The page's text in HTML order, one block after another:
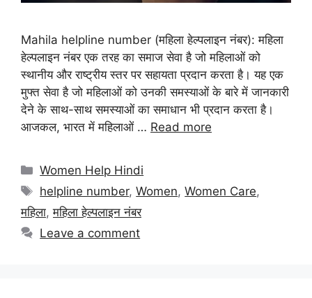
Mahila helpline number (महिला हेल्पलाइन नंबर): महिला
हेल्पलाइन नंबर एक तरह का समाज सेवा है जो महिलाओं को
स्थानीय और राष्ट्रीय स्तर पर सहायता प्रदान करता है। यह एक
मुफ्त सेवा है जो महिलाओं को उनकी समस्याओं के बारे में जानकारी
देने के साथ-साथ समस्याओं का समाधान भी प्रदान करता है।
आजकल, भारत में महिलाओं … Read more
Categories
Women Help Hindi
Tags
helpline number,Women,Women Care,
महिला,महिला हेल्पलाइन नंबर
Leave a comment